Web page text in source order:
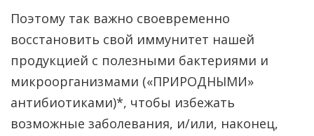
Поэтому так важно своевременно
восстановить свой иммунитет нашей
продукцией с полезными бактериями и
микроорганизмами («ПРИРОДНЫМИ»
антибиотиками)*, чтобы избежать
возможные заболевания, и/или, наконец,